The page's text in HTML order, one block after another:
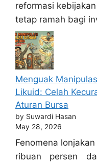
reformasi
tetap ramah bagi
Menguak
Likuid: Celah
Aturan Bursa
by Suwardi Hasan
May 28, 2026
Fenomena
ribuan persen